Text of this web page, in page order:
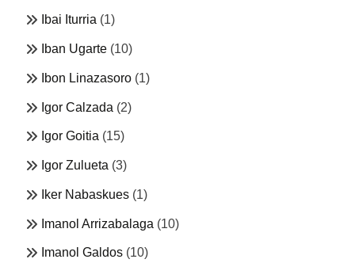
Ibai Iturria (1)
Iban Ugarte (10)
Ibon Linazasoro (1)
Igor Calzada (2)
Igor Goitia (15)
Igor Zulueta (3)
Iker Nabaskues (1)
Imanol Arrizabalaga (10)
Imanol Galdos (10)